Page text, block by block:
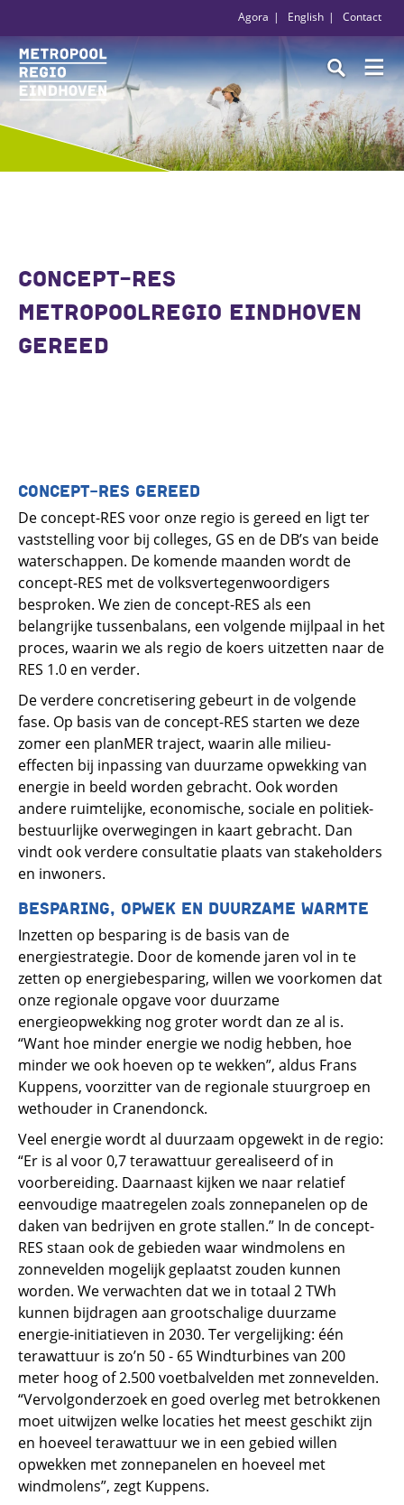
Agora English Contact
CONCEPT-RES
METROPOOLREGIO EINDHOVEN
GEREED
CONCEPT-RES GEREED
De concept-RES voor onze regio is gereed en ligt ter
vaststelling voor bij colleges, GS en de DB’s van beide
waterschappen. De komende maanden wordt de
concept-RES met de volksvertegenwoordigers
besproken. We zien de concept-RES als een
belangrijke tussenbalans, een volgende mijlpaal in het
proces, waarin we als regio de koers uitzetten naar de
RES 1.0 en verder.
De verdere concretisering gebeurt in de volgende
fase. Op basis van de concept-RES starten we deze
zomer een planMER traject, waarin alle milieu-
effecten bij inpassing van duurzame opwekking van
energie in beeld worden gebracht. Ook worden
andere ruimtelijke, economische, sociale en politiek-
bestuurlijke overwegingen in kaart gebracht. Dan
vindt ook verdere consultatie plaats van stakeholders
en inwoners.
BESPARING, OPWEK EN DUURZAME WARMTE
Inzetten op besparing is de basis van de
energiestrategie. Door de komende jaren vol in te
zetten op energiebesparing, willen we voorkomen dat
onze regionale opgave voor duurzame
energieopwekking nog groter wordt dan ze al is.
“Want hoe minder energie we nodig hebben, hoe
minder we ook hoeven op te wekken”, aldus Frans
Kuppens, voorzitter van de regionale stuurgroep en
wethouder in Cranendonck.
Veel energie wordt al duurzaam opgewekt in de regio:
“Er is al voor 0,7 terawattuur gerealiseerd of in
voorbereiding. Daarnaast kijken we naar relatief
eenvoudige maatregelen zoals zonnepanelen op de
daken van bedrijven en grote stallen.” In de concept-
RES staan ook de gebieden waar windmolens en
zonnevelden mogelijk geplaatst zouden kunnen
worden. We verwachten dat we in totaal 2 TWh
kunnen bijdragen aan grootschalige duurzame
energie-initiatieven in 2030. Ter vergelijking: één
terawattuur is zo’n 50 - 65 Windturbines van 200
meter hoog of 2.500 voetbalvelden met zonnevelden.
“Vervolgonderzoek en goed overleg met betrokkenen
moet uitwijzen welke locaties het meest geschikt zijn
en hoeveel terawattuur we in een gebied willen
opwekken met zonnepanelen en hoeveel met
windmolens”, zegt Kuppens.